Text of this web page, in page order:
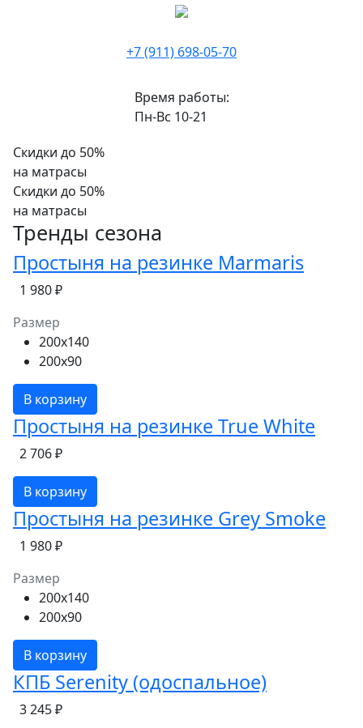
+7 (911) 698-05-70
Время работы:
Пн-Вс 10-21
Скидки до 50%
на матрасы
Скидки до 50%
на матрасы
Тренды сезона
Простыня на резинке Marmaris
1 980 ₽
Размер
200x140
200x90
В корзину
Простыня на резинке True White
2 706 ₽
В корзину
Простыня на резинке Grey Smoke
1 980 ₽
Размер
200x140
200x90
В корзину
КПБ Serenity (одоспальное)
3 245 ₽